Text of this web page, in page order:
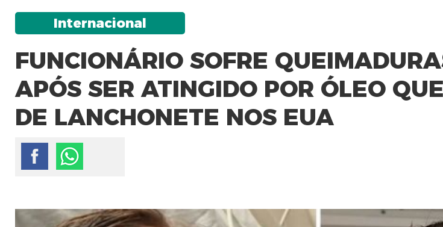
Internacional
FUNCIONÁRIO SOFRE
APÓS SER ATINGIDO POR ÓLEO
DE LANCHONETE NOS EUA